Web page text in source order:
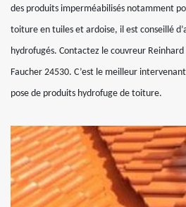
des produits imperméabilisés notamment
toiture en tuiles et ardoise, il est conseillé
hydrofugés. Contactez le couvreur Reinhard
Faucher 24530. C’est le meilleur
pose de produits hydrofuge de toiture.